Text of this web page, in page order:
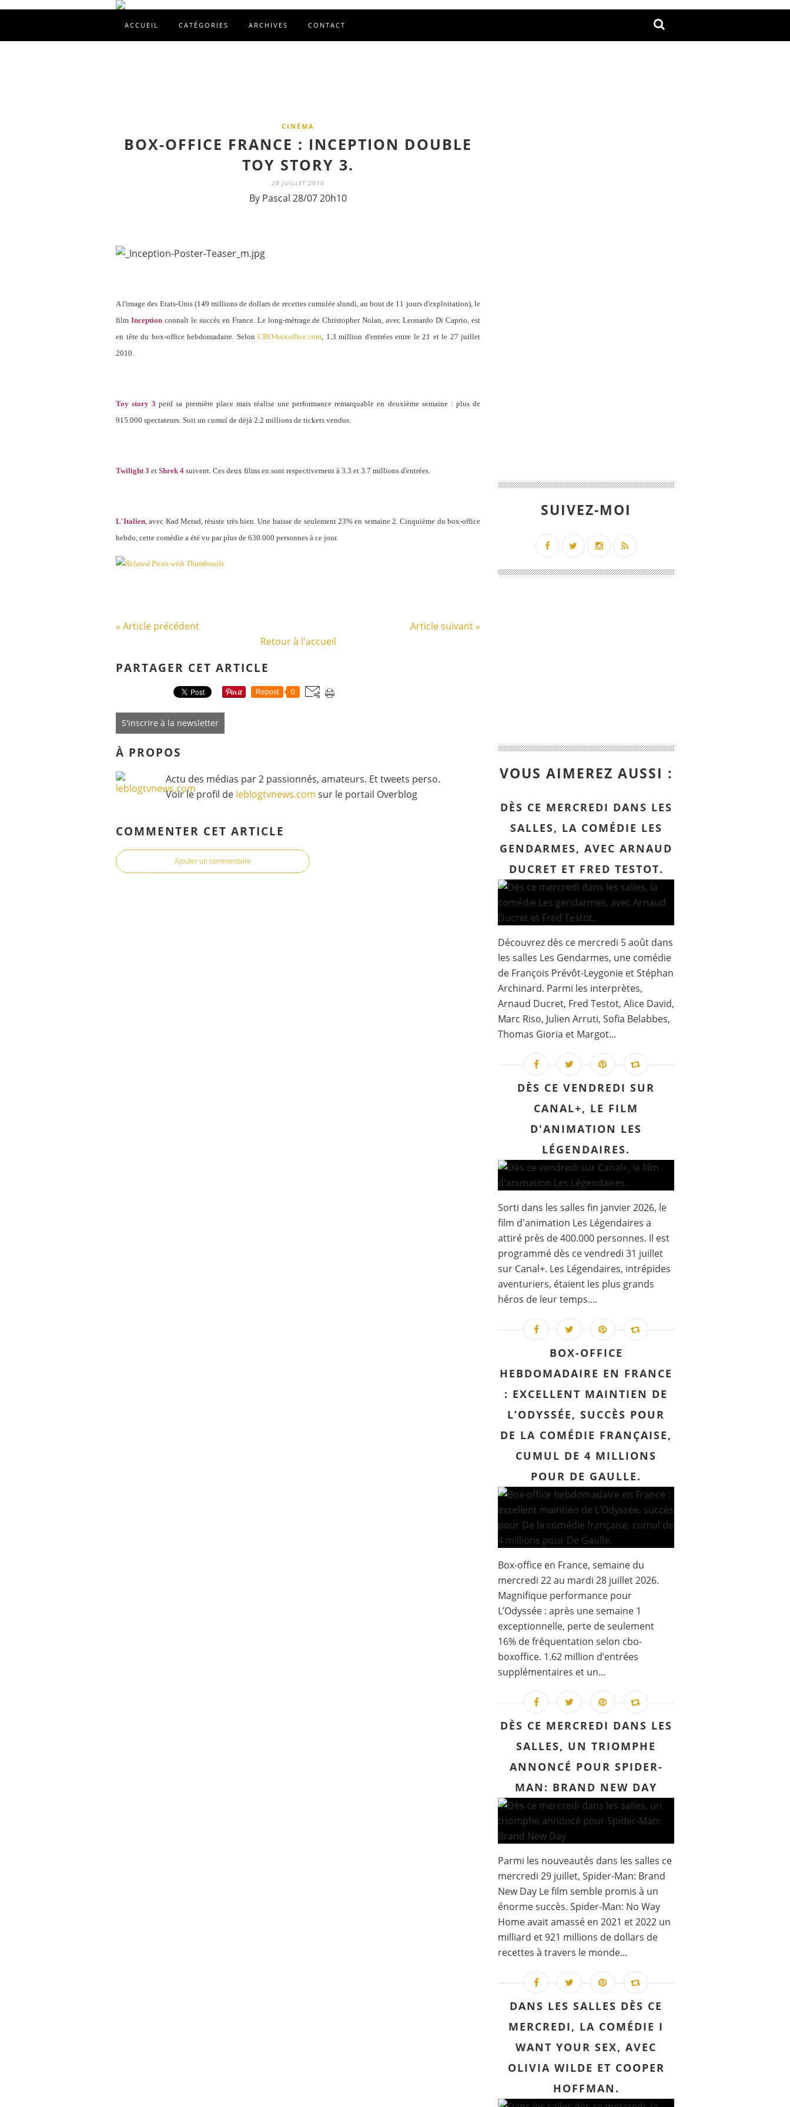
ACCUEIL CATÉGORIES ARCHIVES CONTACT
CINÉMA
BOX-OFFICE FRANCE : INCEPTION DOUBLE
TOY STORY 3.
28 JUILLET 2010
By Pascal 28/07 20h10
A l'image des Etats-Unis (149 millions de dollars de recettes cumulée slundi, au bout de 11 jours d'exploitation), le
film Inceptionconnaît le succès en France. Le long-métrage de Christopher Nolan, avec Leonardo Di Caprio, est
en tête du box-office hebdomadaire. Selon CBO-boxoffice.com, 1.3 million d'entrées entre le 21 et le 27 juillet
2010.
Toy story 3 perd sa première place mais réalise une performance remarquable en deuxième semaine : plus de
915.000 spectateurs. Soit un cumul de déjà 2.2 millions de tickets vendus.
Twilight 3 et Shrek 4 suivent. Ces deux films en sont respectivement à 3.3 et 3.7 millions d'entrées.
L'Italien, avec Kad Merad, résiste très bien. Une baisse de seulement 23% en semaine 2. Cinquième du box-office
hebdo, cette comédie a été vu par plus de 630.000 personnes à ce jour.
« Article précédent
Article suivant »
Retour à l'accueil
PARTAGER CET ARTICLE
Repost 0
S'inscrire à la newsletter
À PROPOS
Actu des médias par 2 passionnés, amateurs. Et tweets perso.
Voir le profil de leblogtvnews.com sur le portail Overblog
COMMENTER CET ARTICLE
Ajouter un commentaire
SUIVEZ-MOI
VOUS AIMEREZ AUSSI :
DÈS CE MERCREDI DANS LES
SALLES, LA COMÉDIE LES
GENDARMES, AVEC ARNAUD
DUCRET ET FRED TESTOT.
Découvrez dès ce mercredi 5 août dans
les salles Les Gendarmes, une comédie
de François Prévôt-Leygonie et Stéphan
Archinard. Parmi les interprètes,
Arnaud Ducret, Fred Testot, Alice David,
Marc Riso, Julien Arruti, Sofia Belabbes,
Thomas Gioria et Margot...
DÈS CE VENDREDI SUR
CANAL+, LE FILM
D'ANIMATION LES
LÉGENDAIRES.
Sorti dans les salles fin janvier 2026, le
film d'animation Les Légendaires a
attiré près de 400.000 personnes. Il est
programmé dès ce vendredi 31 juillet
sur Canal+. Les Légendaires, intrépides
aventuriers, étaient les plus grands
héros de leur temps....
BOX-OFFICE
HEBDOMADAIRE EN FRANCE
: EXCELLENT MAINTIEN DE
L’ODYSSÉE, SUCCÈS POUR
DE LA COMÉDIE FRANÇAISE,
CUMUL DE 4 MILLIONS
POUR DE GAULLE.
Box-office en France, semaine du
mercredi 22 au mardi 28 juillet 2026.
Magnifique performance pour
L’Odyssée : après une semaine 1
exceptionnelle, perte de seulement
16% de fréquentation selon cbo-
boxoffice. 1.62 million d’entrées
supplémentaires et un...
DÈS CE MERCREDI DANS LES
SALLES, UN TRIOMPHE
ANNONCÉ POUR SPIDER-
MAN: BRAND NEW DAY
Parmi les nouveautés dans les salles ce
mercredi 29 juillet, Spider-Man: Brand
New Day Le film semble promis à un
énorme succès. Spider-Man: No Way
Home avait amassé en 2021 et 2022 un
milliard et 921 millions de dollars de
recettes à travers le monde...
DANS LES SALLES DÈS CE
MERCREDI, LA COMÉDIE I
WANT YOUR SEX, AVEC
OLIVIA WILDE ET COOPER
HOFFMAN.